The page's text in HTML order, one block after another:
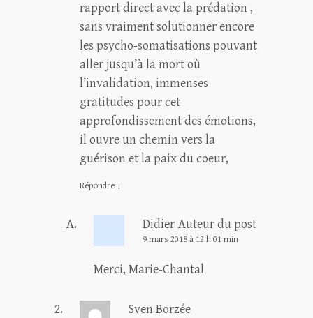
rapport direct avec la prédation ,
sans vraiment solutionner encore
les psycho-somatisations pouvant
aller jusqu’à la mort où
l’invalidation, immenses
gratitudes pour cet
approfondissement des émotions,
il ouvre un chemin vers la
guérison et la paix du coeur,
Répondre ↓
Didier Auteur du post
9 mars 2018 à 12 h 01 min
Merci, Marie-Chantal
Sven Borzée